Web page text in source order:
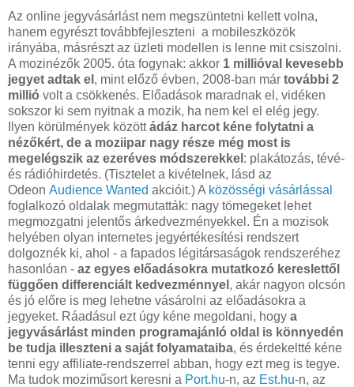
Az online jegyvásárlást nem megszüntetni kellett volna,
hanem egyrészt továbbfejleszteni a mobileszközök
irányába, másrészt az üzleti modellen is lenne mit csiszolni.
A mozinézők 2005. óta fogynak: akkor 1 millióval kevesebb
jegyet adtak el , mint előző évben, 2008-ban már további 2
millió volt a csökkenés. Előadások maradnak el, vidéken
sokszor ki sem nyitnak a mozik, ha nem kel el elég jegy.
Ilyen körülmények közöttádáz harcot kéne folytatni a
nézőkért, de a moziipar nagy része még most is
megelégszik az ezeréves módszerekkel : plakátozás, tévé-
és rádióhirdetés. (Tisztelet a kivételnek, lásd az
Odeon Audience Wanted akcióit.) A közösségi vásárlással
foglalkozó oldalak megmutatták: nagy tömegeket lehet
megmozgatni jelentős árkedvezményekkel. Én a mozisok
helyében olyan internetes jegyértékesítési rendszert
dolgoznék ki, ahol - a fapados légitársaságok rendszeréhez
hasonlóan - az egyes előadásokra mutatkozó kereslettől
függően differenciált kedvezménnyel , akár nagyon olcsón
és jó előre is meg lehetne vásárolni az előadásokra a
jegyeket. Ráadásul ezt úgy kéne megoldani, hogy a
jegyvásárlást minden programajánló oldal is könnyedén
be tudja illeszteni a saját folyamataiba, és érdekeltté kéne
tenni egy affiliate-rendszerrel abban, hogy ezt meg is tegye.
Ma tudok moziműsort keresni a Port.hu-n, az Est.hu-n, az